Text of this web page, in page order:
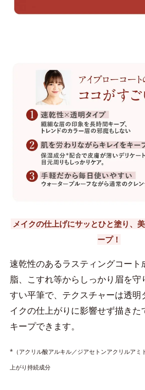
メイクの仕上げにサッとひと塗り、
ープ！
速乾性のあるラスティングコー
脂、こすれ等からしっかり眉を守
すい平筆で、テクスチャーは透明
イクの仕上がりに影響せず描きた
キープできます。
*（アクリル酸アルキル／ジアセトンアクリルアミ
上がり持続成分